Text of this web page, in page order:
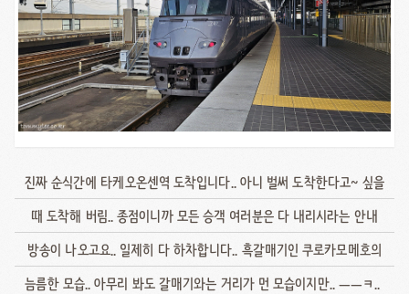
진짜 순식간에 타케오온센역 도착입니다.. 아니 벌써 도착한다고~ 싶을
때 도착해 버림.. 종점이니까 모든 승객 여러분은 다 내리시라는 안내
방송이 나오고요.. 일제히 다 하차합니다.. 흑갈매기인 쿠로카모메호의
늠름한 모습.. 아무리 봐도 갈매기와는 거리가 먼 모습이지만.. ㅡㅡㅋ..